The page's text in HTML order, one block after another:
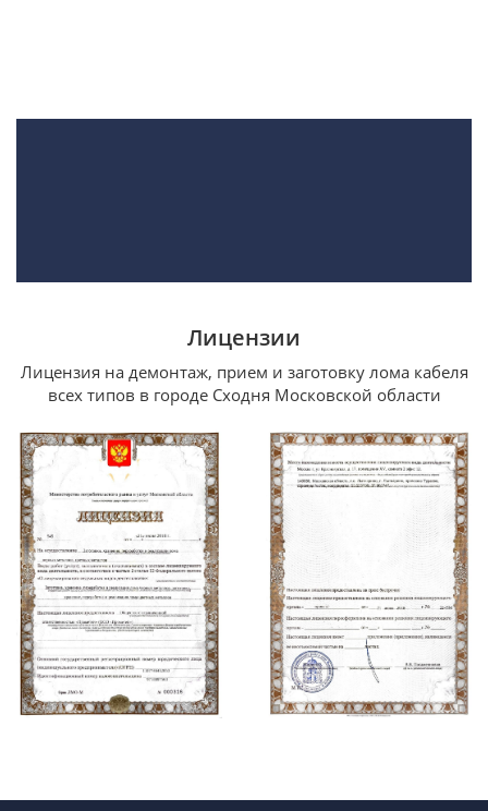
Лицензии
Лицензия на демонтаж, прием и заготовку лома кабеля
всех типов в городе Сходня Московской области